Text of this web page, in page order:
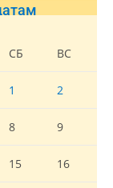
СБ ВС
1 2
8 9
15 16